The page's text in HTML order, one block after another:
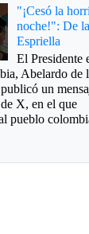
"¡Cesó la
noche!": De la
Espriella
El Presidente
Abelardo de
un
X, en el que
pueblo